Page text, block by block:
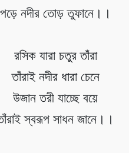
পড়ে নদীর তোড় তুফানে।।
রসিক যারা চতুর তাঁরা
তাঁরাই নদীর ধারা চেনে
উজান তরী যাচ্ছে বয়ে
স্বরূপ সাধন জানে।।